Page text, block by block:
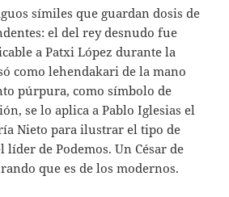
símiles que guardan dosis de
el del rey desnudo fue
a Patxi López durante la
como lehendakari de la mano
púrpura, como símbolo de
se lo aplica a Pablo Iglesias el
Nieto para ilustrar el tipo de
líder de Podemos. Un César de
que es de los modernos.